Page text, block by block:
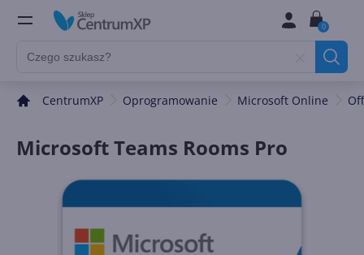
0
CentrumXP Oprogramowanie Microsoft Online
Microsoft Teams Rooms Pro